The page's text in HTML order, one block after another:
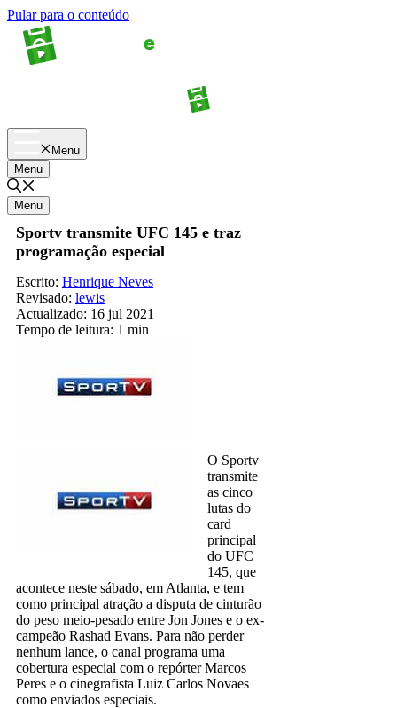
Pular para o conteúdo
Menu
Menu
Menu
Sportv transmite UFC 145 e traz
programação especial
Escrito: Henrique Neves
Revisado: lewis
Actualizado: 16 jul 2021
Tempo de leitura: 1 min
O Sportv
transmite
as cinco
lutas do
card
principal
do UFC
145, que
acontece neste sábado, em Atlanta, e tem
como principal atração a disputa de cinturão
do peso meio-pesado entre Jon Jones e o ex-
campeão Rashad Evans. Para não perder
nenhum lance, o canal programa uma
cobertura especial com o repórter Marcos
Peres e o cinegrafista Luiz Carlos Novaes
como enviados especiais.